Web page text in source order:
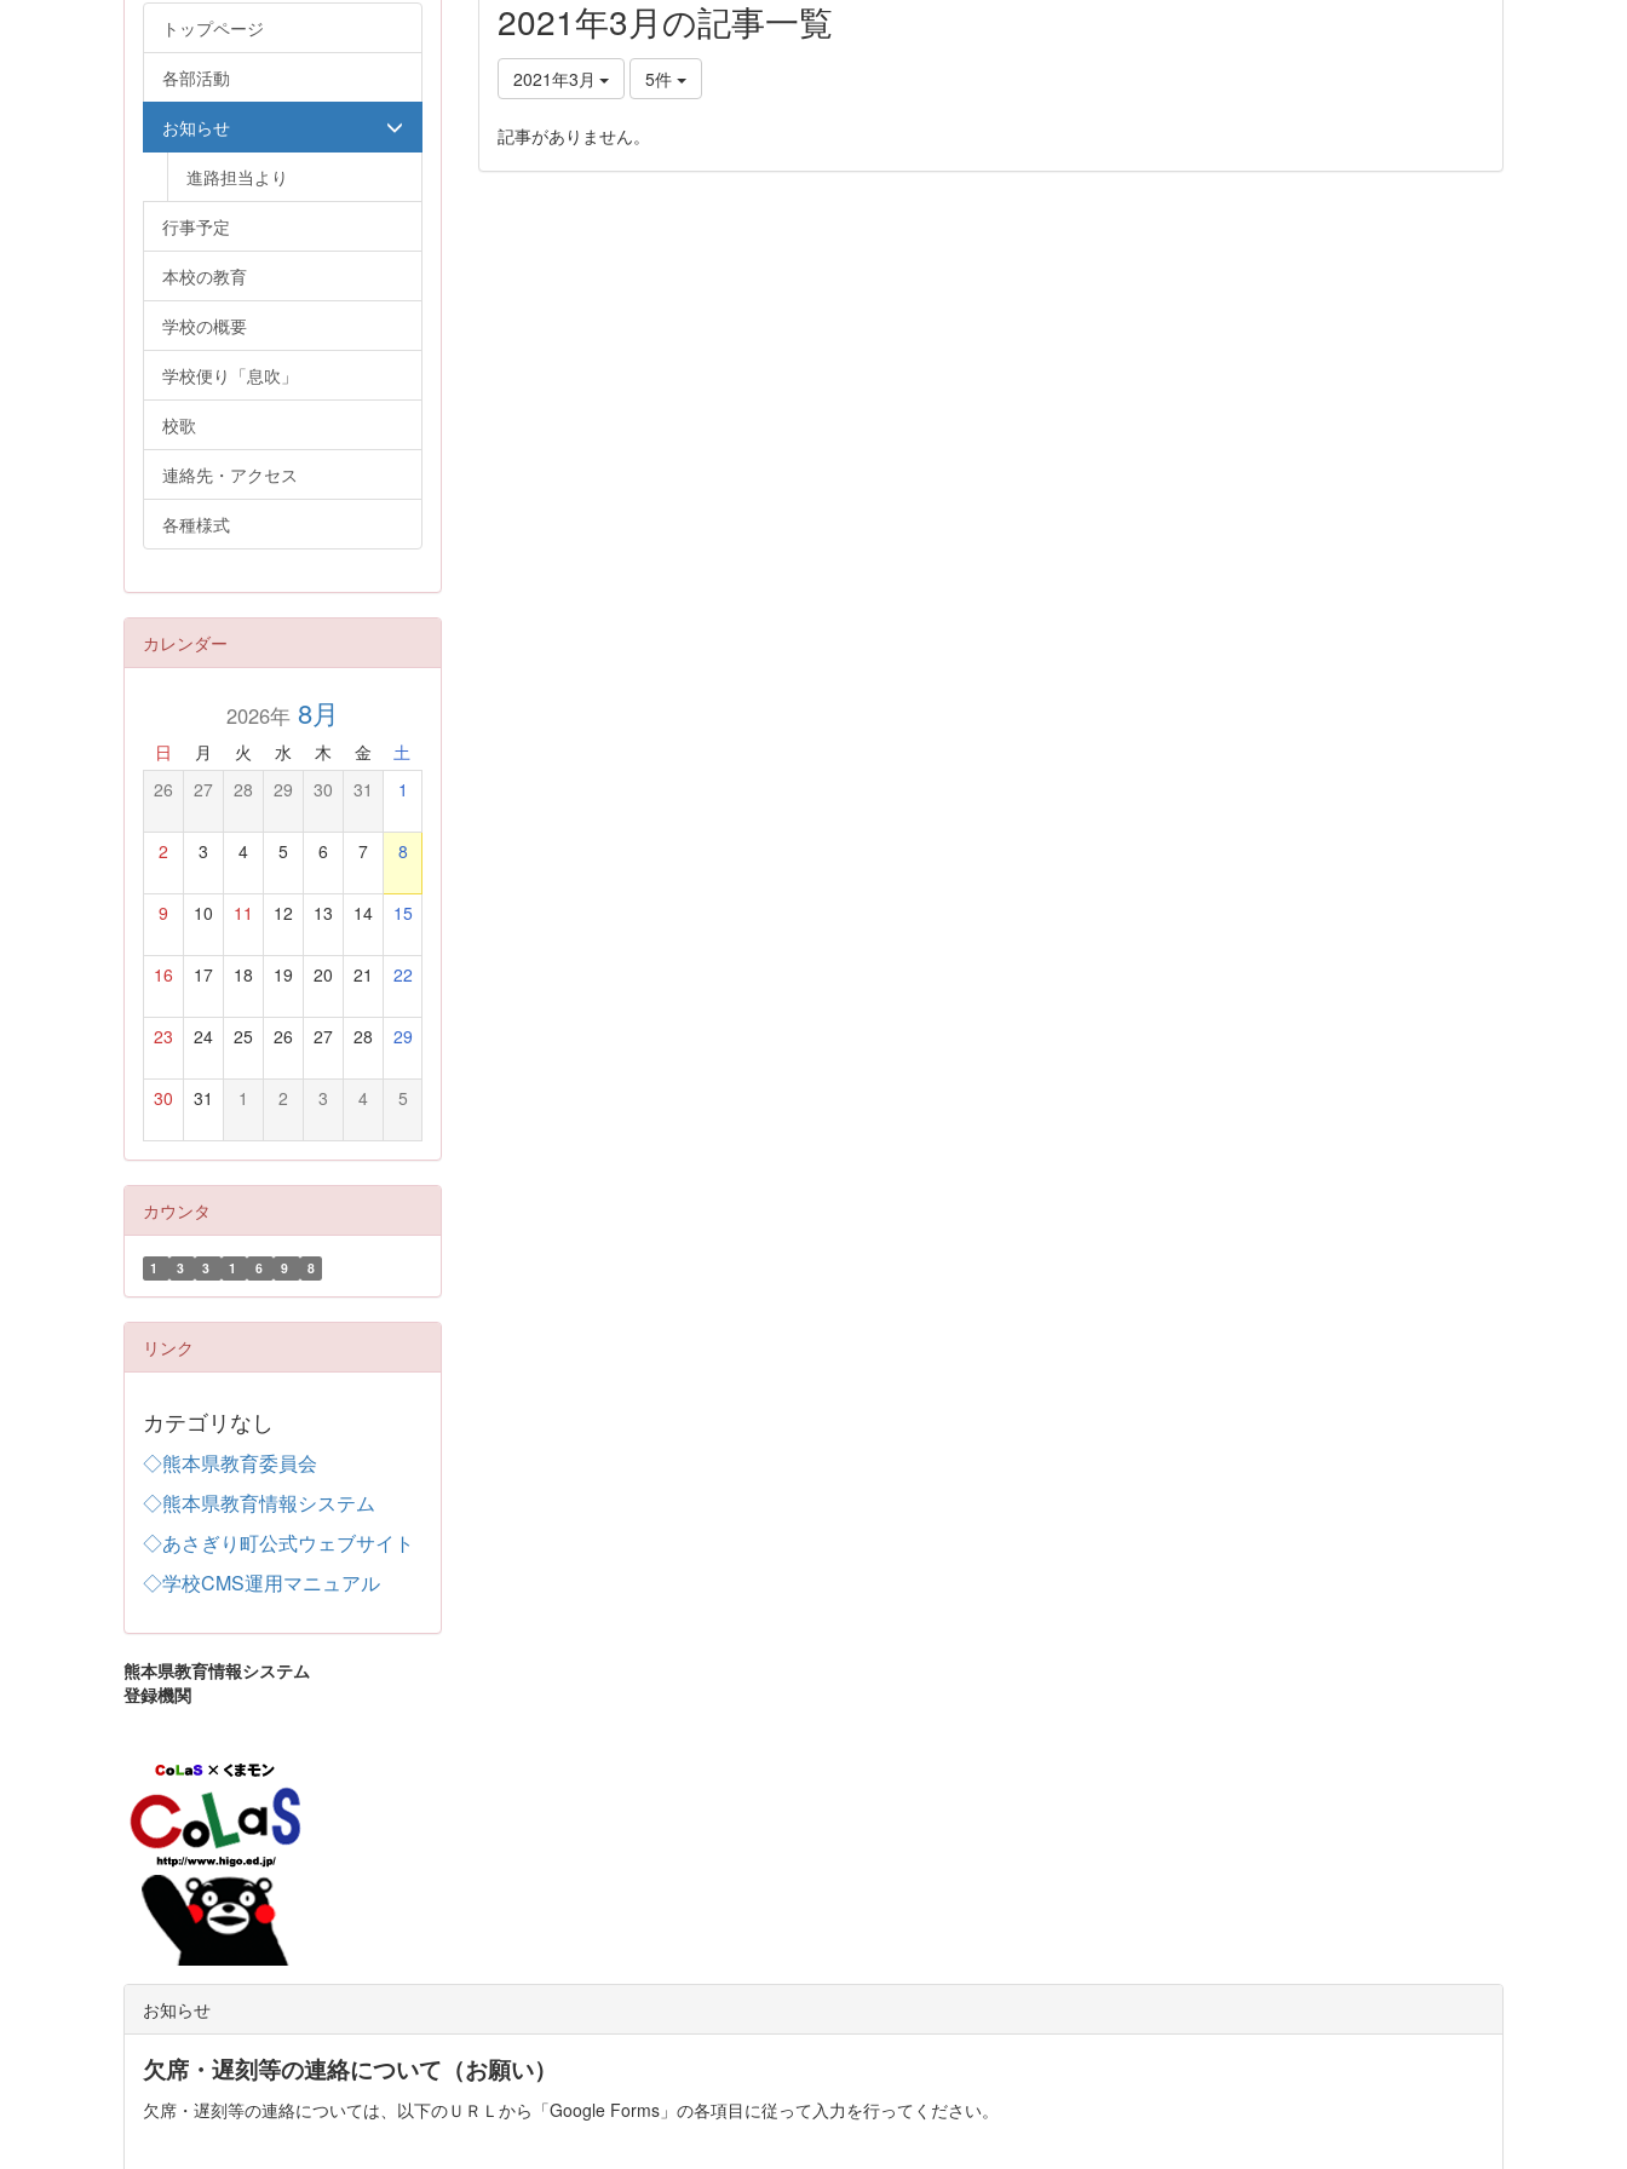
2021年3月の記事一覧
2021年3月 5件
記事がありません。
トップページ
各部活動
お知らせ
進路担当より
行事予定
本校の教育
学校の概要
学校便り「息吹」
校歌
連絡先・アクセス
各種様式
カレンダー
2026年8月
日 月 火 水 木 金 土
26 27 28 29 30 31 1
2 3 4 5 6 7 8
9 10 11 12 13 14 15
16 17 18 19 20 21 22
23 24 25 26 27 28 29
30 31 1 2 3 4 5
カウンタ
1 3 3 1 6 9 8
リンク
カテゴリなし
◇熊本県教育委員会
◇熊本県教育情報システム
◇あさぎり町公式ウェブサイト
◇学校CMS運用マニュアル
熊本県教育情報システム
登録機関
お知らせ
欠席・遅刻等の連絡について（お願い）
欠席・遅刻等の連絡については、以下のＵＲＬから「Google Forms」の各項目に従って入力を行ってください。